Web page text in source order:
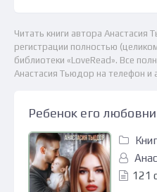
Читать книги автора Анастасия
регистрации полностью
библиотеки «LoveRead». Все
Анастасия Тьюдор на телефон и
121